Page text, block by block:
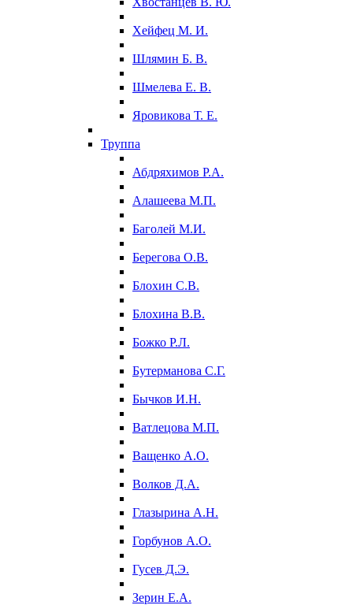
Хейфец М. И.
Шлямин Б. В.
Шмелева Е. В.
Яровикова Т. Е.
Труппа
Абдряхимов Р.А.
Алашеева М.П.
Баголей М.И.
Берегова О.В.
Блохин С.В.
Блохина В.В.
Божко Р.Л.
Бутерманова С.Г.
Бычков И.Н.
Ватлецова М.П.
Ващенко А.О.
Волков Д.А.
Глазырина А.Н.
Горбунов А.О.
Гусев Д.Э.
Зерин Е.А.